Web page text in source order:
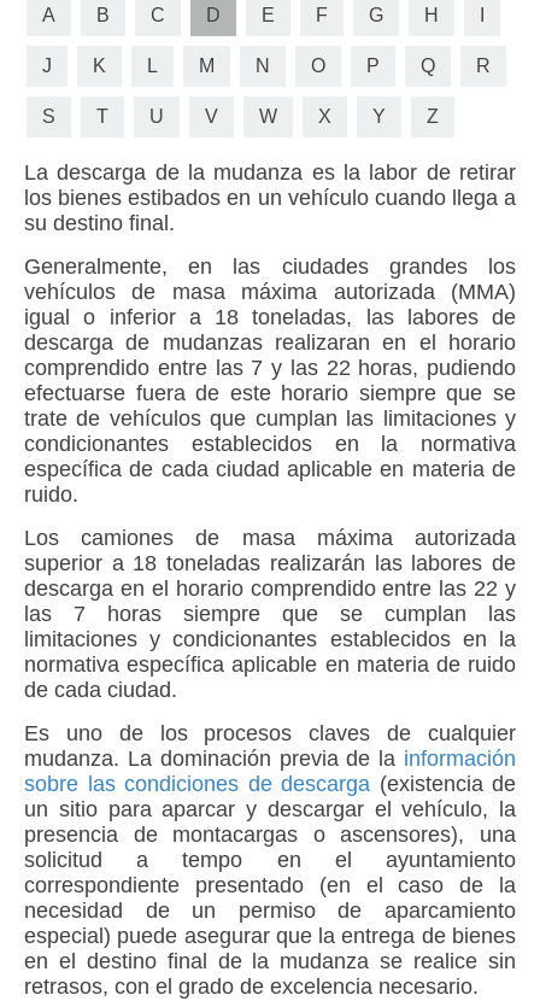
A B C D E F G H
J K L M N O P Q R
S T U V W X Y Z
La descarga de la mudanza es la labor de retirar
los bienes estibados en un vehículo cuando llega a
su destino final.
Generalmente, en las ciudades grandes los
vehículos de masa máxima autorizada (MMA)
igual o inferior a 18 toneladas, las labores de
descarga de mudanzas realizaran en el horario
comprendido entre las 7 y las 22 horas, pudiendo
efectuarse fuera de este horario siempre que se
trate de vehículos que cumplan las limitaciones y
condicionantes establecidos en la normativa
específica de cada ciudad aplicable en materia de
ruido.
Los camiones de masa máxima autorizada
superior a 18 toneladas realizarán las labores de
descarga en el horario comprendido entre las 22 y
las 7 horas siempre que se cumplan las
limitaciones y condicionantes establecidos en la
normativa específica aplicable en materia de ruido
de cada ciudad.
Es uno de los procesos claves de cualquier
mudanza. La dominación previa de la información
sobre las condiciones de descarga (existencia de
un sitio para aparcar y descargar el vehículo, la
presencia de montacargas o ascensores), una
solicitud a tempo en el ayuntamiento
correspondiente presentado (en el caso de la
necesidad de un permiso de aparcamiento
especial) puede asegurar que la entrega de bienes
en el destino final de la mudanza se realice sin
retrasos, con el grado de excelencia necesario.